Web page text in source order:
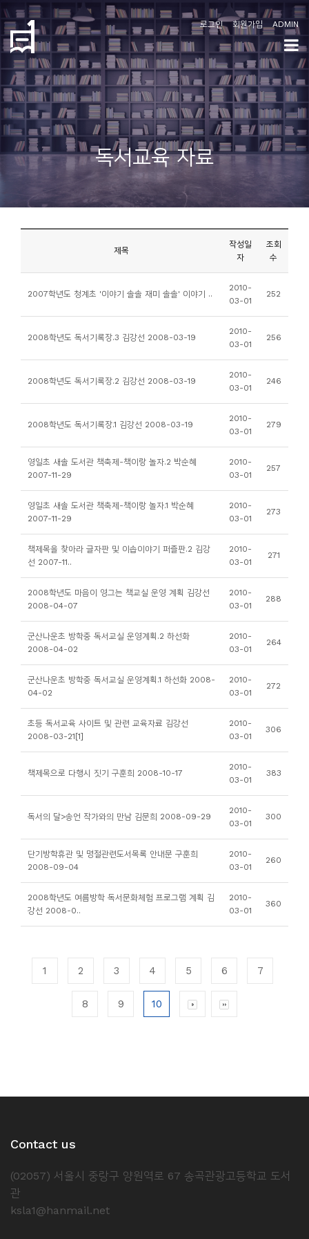
로그인 회원가입 ADMIN
독서교육 자료
제목
작성일
자
조회
수
2007학년도 청계초 '이야기 솔솔 재미 솔솔' 이야기 ..
2010-
03-01
252
2008학년도 독서기록장.3 김강선 2008-03-19
2010-
03-01
256
2008학년도 독서기록장.2 김강선 2008-03-19
2010-
03-01
246
2008학년도 독서기록장.1 김강선 2008-03-19
2010-
03-01
279
영일초 새솔 도서관 책축제-책이랑 놀자.2 박순혜
2007-11-29
2010-
03-01
257
영일초 새솔 도서관 책축제-책이랑 놀자.1 박순혜
2007-11-29
2010-
03-01
273
책제목을 찾아라 글자판 및 이솝이야기 퍼즐판.2 김강
선 2007-11..
2010-
03-01
271
2008학년도 마음이 영그는 책교실 운영 계획 김강선
2008-04-07
2010-
03-01
288
군산나운초 방학중 독서교실 운영계획.2 하선화
2008-04-02
2010-
03-01
264
군산나운초 방학중 독서교실 운영계획.1 하선화 2008-
04-02
2010-
03-01
272
초등 독서교육 사이트 및 관련 교육자료 김강선
2008-03-21[1]
2010-
03-01
306
책제목으로 다행시 짓기 구훈희 2008-10-17
2010-
03-01
383
독서의 달>송언 작가와의 만남 김문희 2008-09-29
2010-
03-01
300
단기방학휴관 및 명절관련도서목록 안내문 구훈희
2008-09-04
2010-
03-01
260
2008학년도 여름방학 독서문화체험 프로그램 계획 김
강선 2008-0..
2010-
03-01
360
1 2 3 4 5 6 7
8 9 10
Contact us
(02057) 서울시 중랑구 양원역로 67 송곡관광고등학교 도서
관
ksla1@hanmail.net
학
도
협
소
개
지
사
아
첩
자
및